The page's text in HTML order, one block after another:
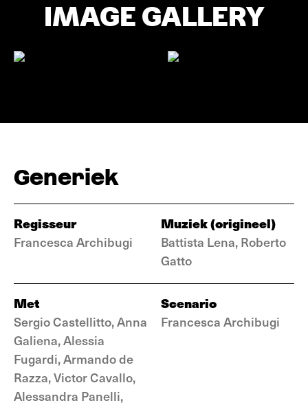
IMAGE GALLERY
Generiek
Regisseur
Francesca Archibugi
Muziek (origineel)
Battista Lena, Roberto
Gatto
Met
Sergio Castellitto, Anna
Galiena, Alessia
Fugardi, Armando de
Razza, Victor Cavallo,
Alessandra Panelli,
Scenario
Francesca Archibugi